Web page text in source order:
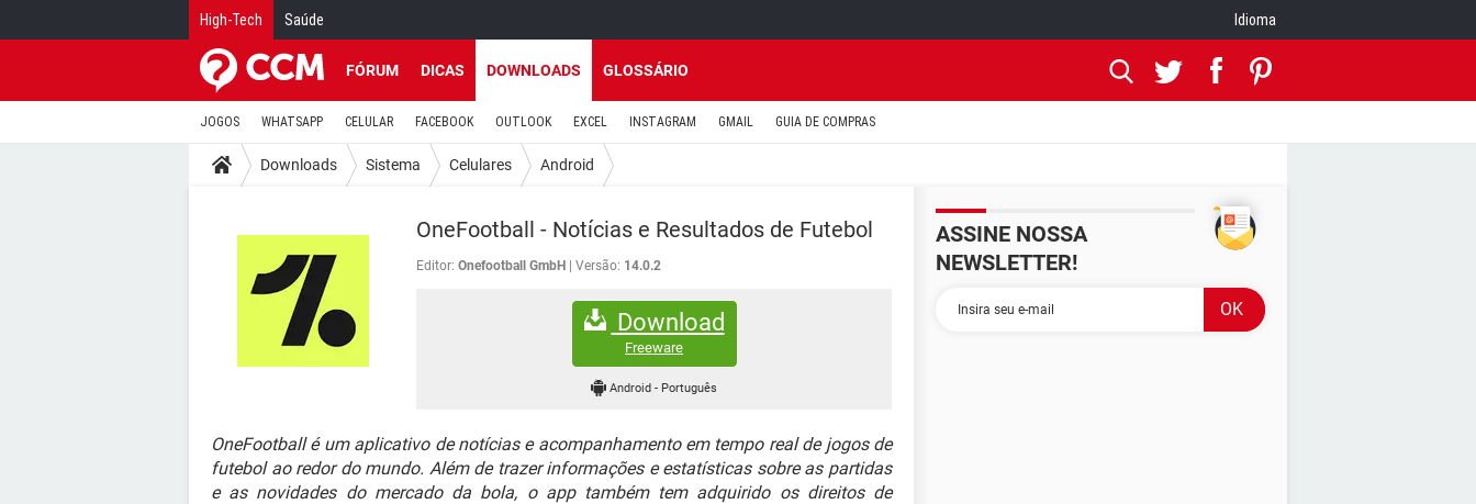
High-Tech Saúde Idioma
FÓRUM DICAS DOWNLOADS GLOSSÁRIO
JOGOS WHATSAPP CELULAR FACEBOOK OUTLOOK EXCEL INSTAGRAM GMAIL GUIA DE COMPRAS
Downloads Sistema Celulares Android
OneFootball - Notícias e Resultados de Futebol
Editor: Onefootball GmbH Versão: 14.0.2
Download
Freeware
Android- Português
OneFootball é um aplicativo de notícias e acompanhamento em tempo real de jogos de
futebol ao redor do mundo. Além de trazer informações e estatísticas sobre as partidas
e as novidades do mercado da bola, o app também tem adquirido os direitos de
ASSINE NOSSA
NEWSLETTER!